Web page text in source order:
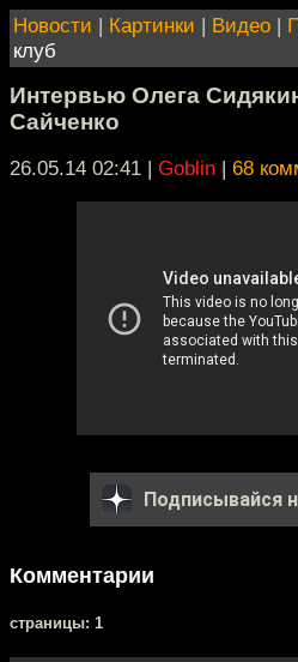
Новости | Картинки | Видео |
клуб
Интервью Олега
Сайченко
26.05.14 02:41 | Goblin | 68
Подписывайся
Комментарии
cтраницы: 1